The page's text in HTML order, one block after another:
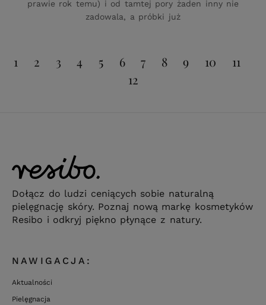
prawie rok temu) i od tamtej pory żaden inny nie
zadowala, a próbki już
1 2 3 4 5 6 7 8 9 10
11
12
Dołącz do ludzi ceniących sobie naturalną
pielęgnację skóry. Poznaj nową markę kosmetyków
Resibo i odkryj piękno płynące z natury.
NAWIGACJA:
Aktualności
Pielęgnacja